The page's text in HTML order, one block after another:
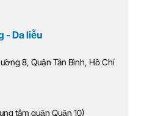
- Da liễu
8, Quận Tân Bình, Hồ Chí
tâm quận Quận 10)